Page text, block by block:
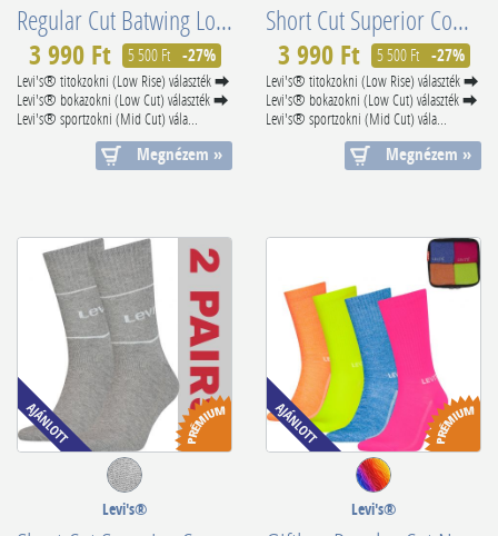
Regular Cut Batwing Logo Recycle (White/Grey) 902012001062
3 990 Ft 5 500 Ft -27%
Levi's® titokzokni (Low Rise) választék ⮕
Levi's® bokazokni (Low Cut) választék ⮕
Levi's® sportzokni (Mid Cut) vála...
Megnézem »
Short Cut Superior Combed Cotton 701210567008
3 990 Ft 5 500 Ft -27%
Levi's® titokzokni (Low Rise) választék ⮕
Levi's® bokazokni (Low Cut) választék ⮕
Levi's® sportzokni (Mid Cut) vála...
Megnézem »
Levi's® Levi's®